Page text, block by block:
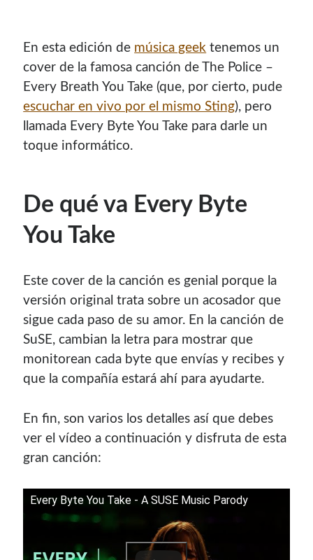
Soydesarrollador web, colaboro en comunidades como
Mozilla (
Hispano Venezuela WordPress Venezuela
promuevo tecnologías abiertas, mantengo
de Archlinux,plugins de WordPressy me gusta organizar
o dar charlas.
clases por 10 años. Como siempre me ha gustado
enseñar, comparto algunas de mis opiniones y
experiencias en el mundo informático en este blog.
mi página profesional.
En esta edición de música geek tenemos un
cover de la famosa canción de The Police –
Every Breath You Take (que, por cierto, pude
escuchar en vivo por el mismo Sting), pero
llamada Every Byte You Take para darle un
toque informático.
De qué va Every Byte
You Take
Este cover de la canción es genial porque la
versión original trata sobre un acosador que
sigue cada paso de su amor. En la canción de
SuSE, cambian la letra para mostrar que
monitorean cada byte que envías y recibes y
que la compañía estará ahí para ayudarte.
En fin, son varios los detalles así que debes
ver el vídeo a continuación y disfruta de esta
gran canción:
Every Byte You Take - A SUSE Music Parody